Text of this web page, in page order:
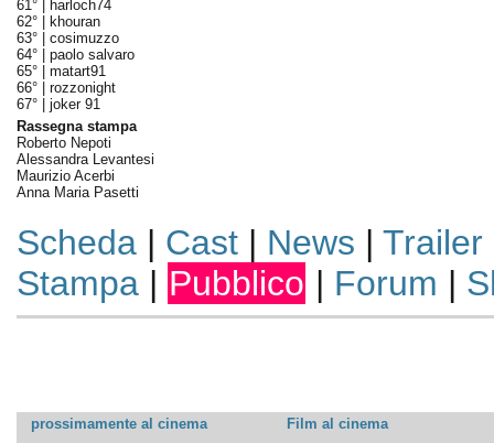
61° |
harloch74
62° |
khouran
63° | cosimuzzo
64° | paolo salvaro
65° | matart91
66° | rozzonight
67° | joker 91
Rassegna stampa
Roberto Nepoti
Alessandra Levantesi
Maurizio Acerbi
Anna Maria Pasetti
Scheda| Cast| News | Trailer
Stampa| Pubblico | Forum |
prossimamente al cinema
Film al cinema